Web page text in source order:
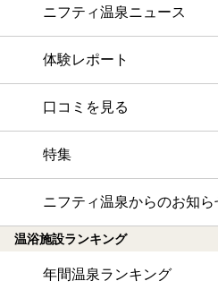
ニフティ温泉ニュース
体験レポート
口コミを見る
特集
ニフティ温泉からのお知ら
温浴施設ランキング
年間温泉ランキング